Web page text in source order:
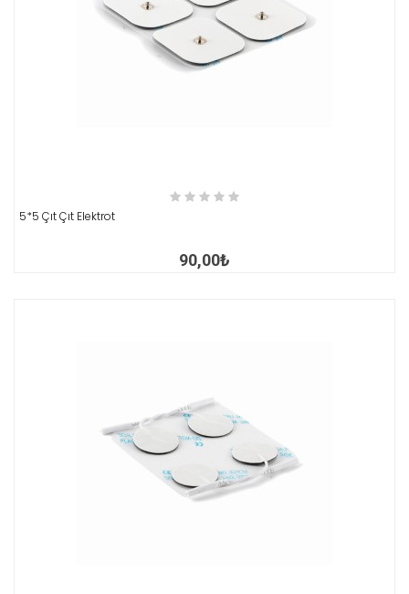
5*5 Çıt Çıt Elektrot
90,00₺